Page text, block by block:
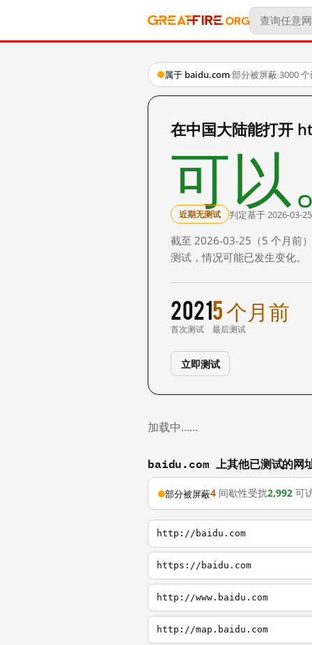
属于 baidu.com·部分被屏蔽·3000
在中国大陆能打开
可以
近期无测试 判定基于 2026-03-
截至 2026-03-25（5 个月前
测试，情况可能已发生变化。
2021
首次测试
5 个月前
最后测试
立即测试
加载中……
baidu.com 上其他已测试的网
部分被屏蔽4 间歇性受扰2,992 可
http://baidu.com
https://baidu.com
http://www.baidu.com
http://map.baidu.com